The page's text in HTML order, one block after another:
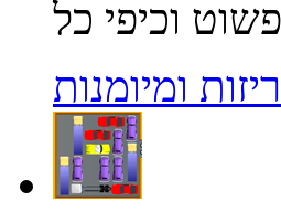
ומיומנות